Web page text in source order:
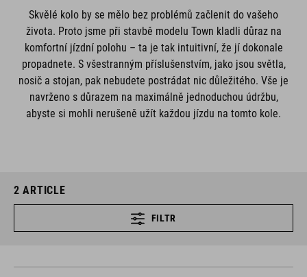
Skvělé kolo by se mělo bez problémů začlenit do vašeho
života. Proto jsme při stavbě modelu Town kladli důraz na
komfortní jízdní polohu – ta je tak intuitivní, že jí dokonale
propadnete. S všestranným příslušenstvím, jako jsou světla,
nosič a stojan, pak nebudete postrádat nic důležitého. Vše je
navrženo s důrazem na maximálně jednoduchou údržbu,
abyste si mohli nerušeně užít každou jízdu na tomto kole.
2 ARTICLE
FILTR